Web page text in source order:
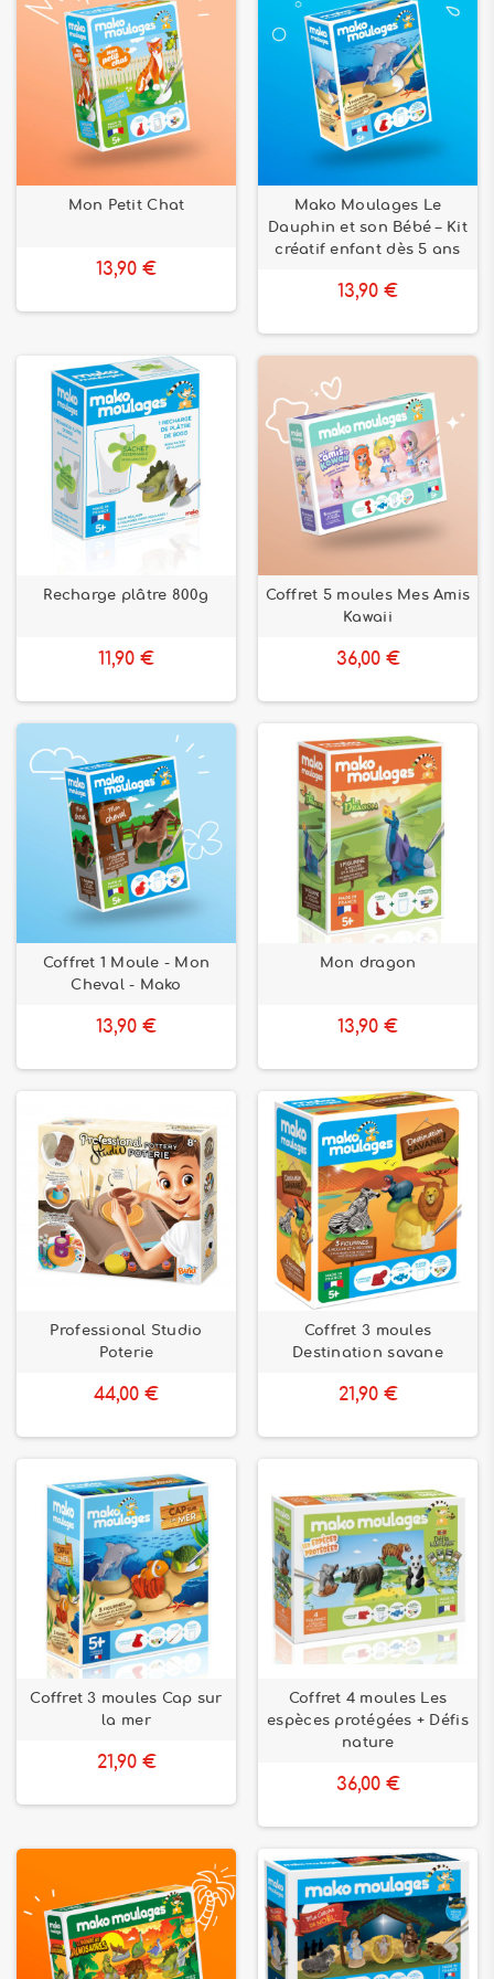
Mon Petit Chat
13,90 €
Mako Moulages Le
Dauphin et son Bébé – Kit
créatif enfant dès 5 ans
13,90 €
Recharge plâtre 800g
11,90 €
Coffret 5 moules Mes Amis
Kawaii
36,00 €
Coffret 1 Moule - Mon
Cheval - Mako
13,90 €
Mon dragon
13,90 €
Professional Studio
Poterie
44,00 €
Coffret 3 moules
Destination savane
21,90 €
Coffret 3 moules Cap sur
la mer
21,90 €
Coffret 4 moules Les
espèces protégées + Défis
nature
36,00 €